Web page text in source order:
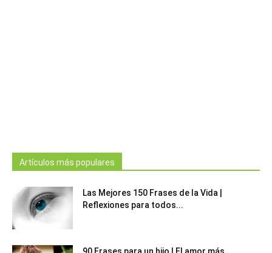
Artículos más populares
Las Mejores 150 Frases de la Vida |
Reflexiones para todos...
90 Frases para un hijo | El amor más